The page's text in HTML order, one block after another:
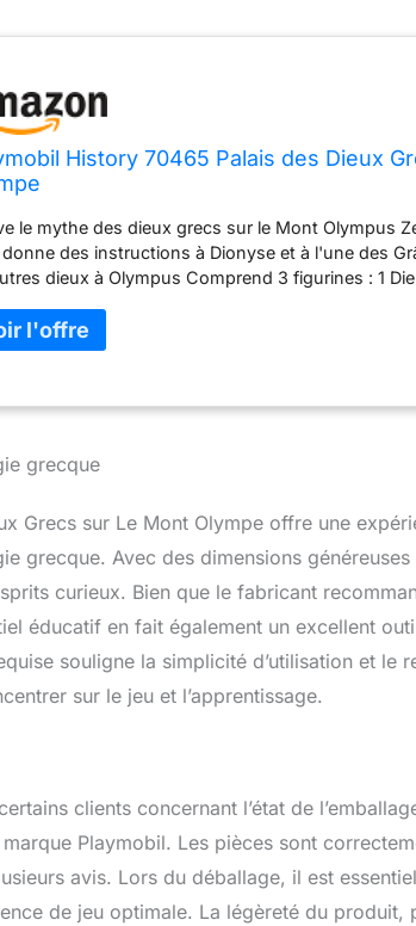
History 70465 Palais des Dieux
le mythe des dieux grecs sur le Mont Olympus
des instructions à Dionyse et à l'une des
dieux à Olympus Comprend 3 figurines : 1
inclinable, une harpe et de nombreux
grecque
Grecs sur Le Mont Olympe offre une
grecque. Avec des dimensions
curieux. Bien que le fabricant
éducatif en fait également un excellent
souligne la simplicité d’utilisation et le
sur le jeu et l’apprentissage.
clients concernant l’état de
Playmobil. Les pièces sont
avis. Lors du déballage, il est
de jeu optimale. La légèreté du produit,